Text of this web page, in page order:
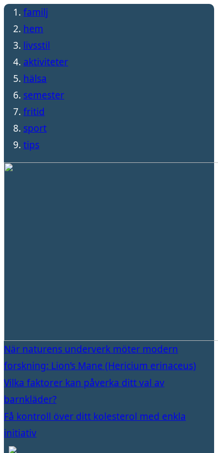
familj
hem
livsstil
aktiviteter
hälsa
semester
fritid
sport
tips
När naturens underverk möter modern
forskning: Lion’s Mane (Hericium erinaceus)
Vilka faktorer kan påverka ditt val av
barnkläder?
Få kontroll över ditt kolesterol med enkla
initiativ